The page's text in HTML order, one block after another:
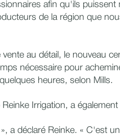
afin qu'ils puissent
de la région que
au détail, le nouveau
nécessaire pour
heures, selon Mills.
Irrigation, a
a déclaré Reinke. « C'est